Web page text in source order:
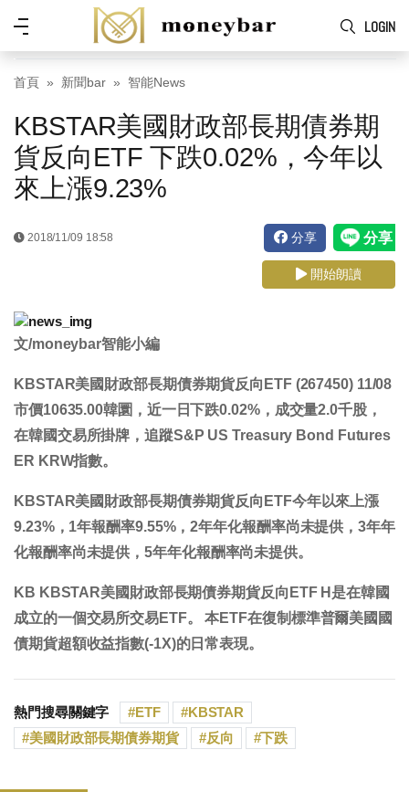
Skip to main content
LOGIN
功
能
表
首頁 新聞bar 智能News
KBSTAR美國財政部長期債券期
貨反向ETF 下跌0.02%，今年以
來上漲9.23%
2018/11/09 18:58 分享
開始朗讀
文/moneybar智能小編
KBSTAR美國財政部長期債券期貨反向ETF (267450) 11/08
市價10635.00韓圜，近一日下跌0.02%，成交量2.0千股，
在韓國交易所掛牌，追蹤S&P US Treasury Bond Futures
ER KRW指數。
KBSTAR美國財政部長期債券期貨反向ETF今年以來 上漲
9.23%，1年報酬率9.55%，2年年化報酬率尚未提供 ，3年年
化報酬率尚未提供 ，5年年化報酬率尚未提供。
KB KBSTAR美國財政部長期債券期貨反向ETF H是在韓國
成立的一個交易所交易ETF。 本ETF在復制標準普爾美國國
債期貨超額收益指數(-1X)的日常表現。
熱門搜尋關鍵字 ETF
KBSTAR
美國財政部長期債券期貨
反向 下跌